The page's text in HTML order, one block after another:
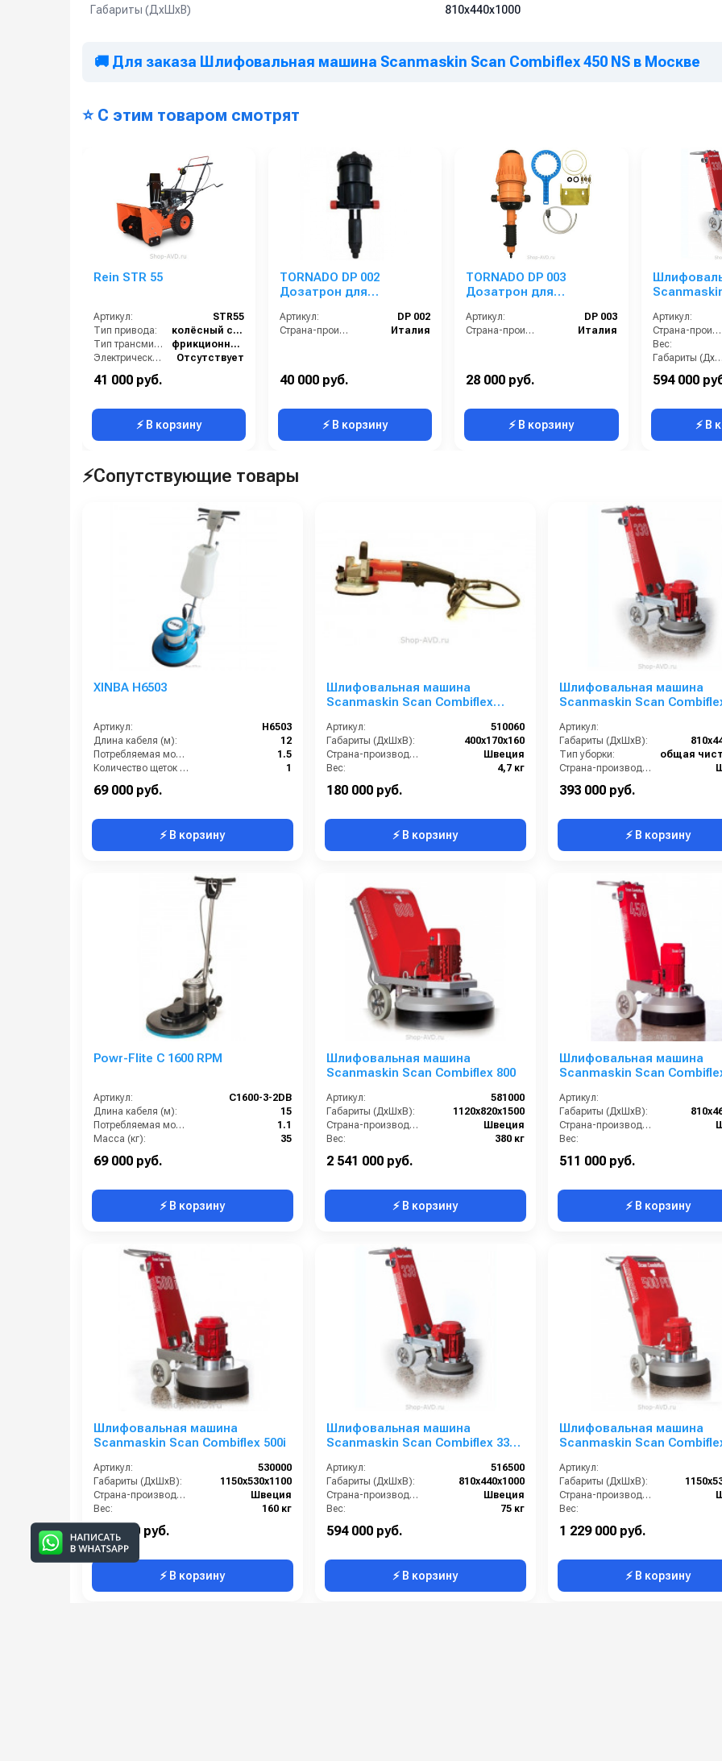
Габариты (ДхШхВ)
810х440х1000
🚚 Для заказа Шлифовальная машина Scanmaskin Scan Combiflex 450 NS в Москве
⭐ С этим товаром смотрят
Rein STR 55
Артикул:
STR55
Тип привода:
колёсный самоходный
Тип трансмиссии:
фрикционный диск
Электрический стартер:
Отсутствует
Блокировка колёс:
Галогеновая фара:
41 000 руб.
⚡ В корзину
TORNADO DP 002
Дозатрон для
Артикул:
DP 002
Страна-производитель:
Италия
40 000 руб.
⚡ В корзину
TORNADO DP 003
Дозатрон для
Артикул:
DP 003
Страна-производитель:
Италия
28 000 руб.
⚡ В корзину
Артикул:
Страна-производитель:
Вес:
Габариты (ДхШхВ):
594 000
⚡ В
⚡Сопутствующие товары
XINBA H6503
Артикул:
H6503
Длина кабеля (м):
12
Потребляемая мощность (кВт):
1.5
Количество щеток (шт):
1
69 000 руб.
⚡ В корзину
Шлифовальная машина
Scanmaskin Scan Combiflex
Артикул:
510060
Габариты (ДхШхВ):
400х170х160
Страна-производитель:
Швеция
Вес:
4,7 кг
180 000 руб.
⚡ В корзину
Шлифовальная машина
Scanmaskin Scan
Артикул:
Габариты (ДхШхВ):
Тип уборки:
Страна-производитель:
393 000 руб.
⚡ В корзину
Powr-Flite C 1600 RPM
Артикул:
C1600-3-2DB
Длина кабеля (м):
15
Потребляемая мощность (кВт):
1.1
Масса (кг):
35
69 000 руб.
⚡ В корзину
Шлифовальная машина
Scanmaskin Scan Combiflex 800
Артикул:
581000
Габариты (ДхШхВ):
1120х820х1500
Страна-производитель:
Швеция
Вес:
380 кг
2 541 000 руб.
⚡ В корзину
Шлифовальная машина
Scanmaskin Scan
Артикул:
Габариты (ДхШхВ):
Страна-производитель:
Вес:
511 000 руб.
⚡ В корзину
Шлифовальная машина
Scanmaskin Scan Combiflex 500i
Артикул:
530000
Габариты (ДхШхВ):
1150х530х1100
Страна-производитель:
Швеция
Вес:
160 кг
796 000 руб.
⚡ В корзину
Шлифовальная машина
Scanmaskin Scan Combiflex 330
Артикул:
516500
Габариты (ДхШхВ):
810х440х1000
Страна-производитель:
Швеция
Вес:
75 кг
594 000 руб.
⚡ В корзину
Шлифовальная машина
Scanmaskin Scan
Артикул:
Габариты (ДхШхВ):
Страна-производитель:
Вес:
1 229 000 руб.
⚡ В корзину